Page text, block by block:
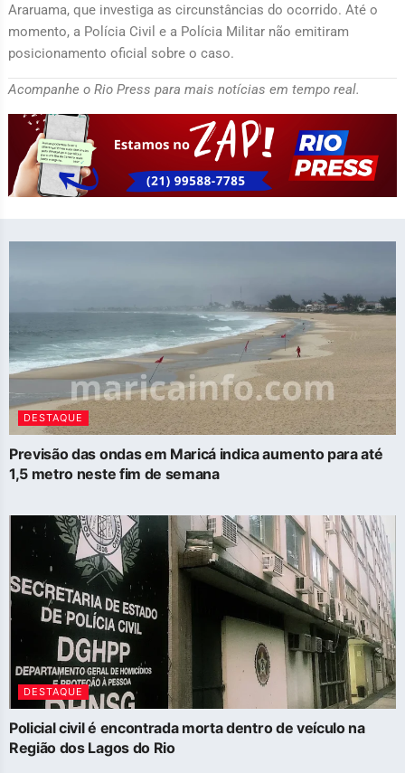
Araruama, que investiga as circunstâncias do ocorrido. Até o
momento, a Polícia Civil e a Polícia Militar não emitiram
posicionamento oficial sobre o caso.
Acompanhe o Rio Press para mais notícias em tempo real.
DESTAQUE
Previsão das ondas em Maricá indica aumento para até
1,5 metro neste fim de semana
DESTAQUE
Policial civil é encontrada morta dentro de veículo na
Região dos Lagos do Rio